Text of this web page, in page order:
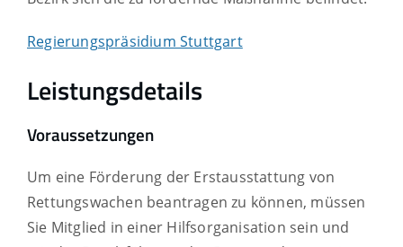
Regierungspräsidium Stuttgart
Leistungsdetails
Voraussetzungen
Um eine Förderung der Erstausstattung von
Rettungswachen beantragen zu können, müssen
Sie Mitglied in einer Hilfsorganisation sein und